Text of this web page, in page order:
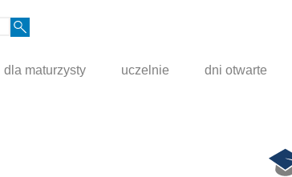
dla maturzysty uczelnie dni otwarte